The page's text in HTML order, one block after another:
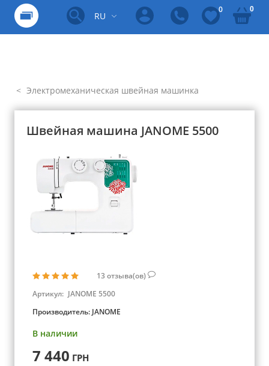
RU
0 0
Электромеханическая швейная машинка
Швейная машина JANOME 5500
13отзыва(ов)
Артикул: JANOME 5500
Производитель: JANOME
В наличии
7 440 ГРН